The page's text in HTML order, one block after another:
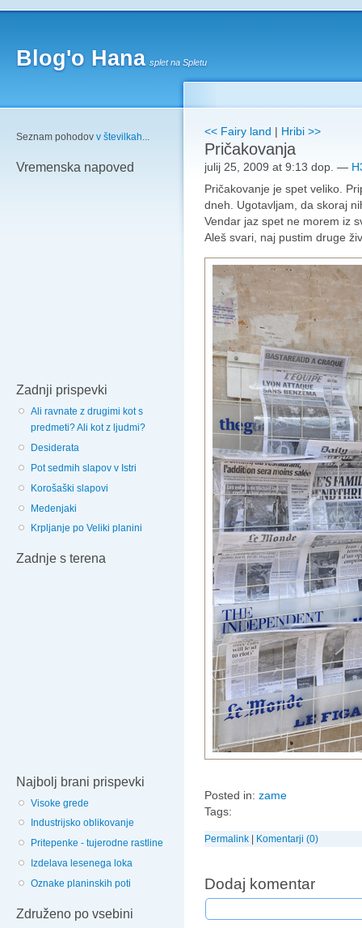
Blog'o Hana splet na Spletu
Seznam pohodov v številkah...
Vremenska napoved
Zadnji prispevki
Ali ravnate z drugimi kot s
predmeti? Ali kot z ljudmi?
Desiderata
Pot sedmih slapov v Istri
Korošaški slapovi
Medenjaki
Krpljanje po Veliki planini
Zadnje s terena
Najbolj brani prispevki
Visoke grede
Industrijsko oblikovanje
Pritepenke - tujerodne rastline
Izdelava lesenega loka
Oznake planinskih poti
Združeno po vsebini
<< Fairy land | Hribi >>
Pričakovanja
julij 25, 2009 at 9:13 dop. —
Pričakovanje je spet veliko.
dneh. Ugotavljam, da skoraj
Vendar jaz spet ne morem iz
Aleš svari, naj pustim druge
Posted in: zame
Tags:
Permalink Komentarji (0)
Dodaj komentar